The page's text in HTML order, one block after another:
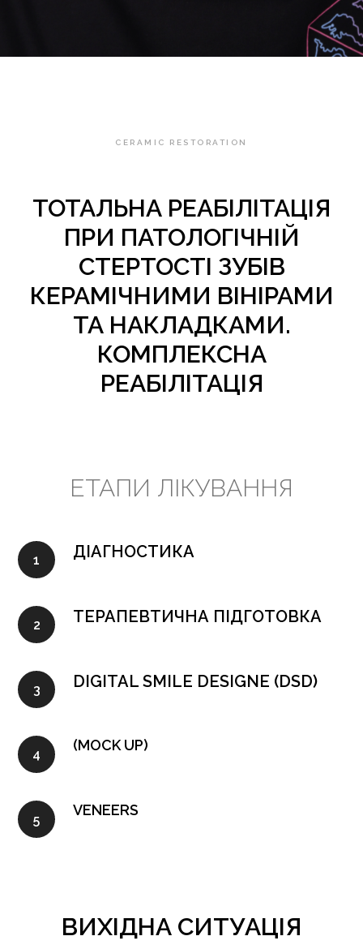
CERAMIC RESTORATION
ТОТАЛЬНА РЕАБІЛІТАЦІЯ
ПРИ ПАТОЛОГІЧНІЙ
СТЕРТОСТІ ЗУБІВ
КЕРАМІЧНИМИ ВІНІРАМИ
ТА НАКЛАДКАМИ.
КОМПЛЕКСНА
РЕАБІЛІТАЦІЯ
ЕТАПИ ЛІКУВАННЯ
ДІАГНОСТИКА
ТЕРАПЕВТИЧНА ПІДГОТОВКА
DIGITAL SMILE DESIGNE (DSD)
(MOCK UP)
VENEERS
ВИХІДНА СИТУАЦІЯ